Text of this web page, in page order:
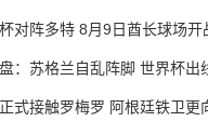
对阵多特 8月9日酋长球场开
：苏格兰自乱阵脚 世界杯出
式接触罗梅罗 阿根廷铁卫更